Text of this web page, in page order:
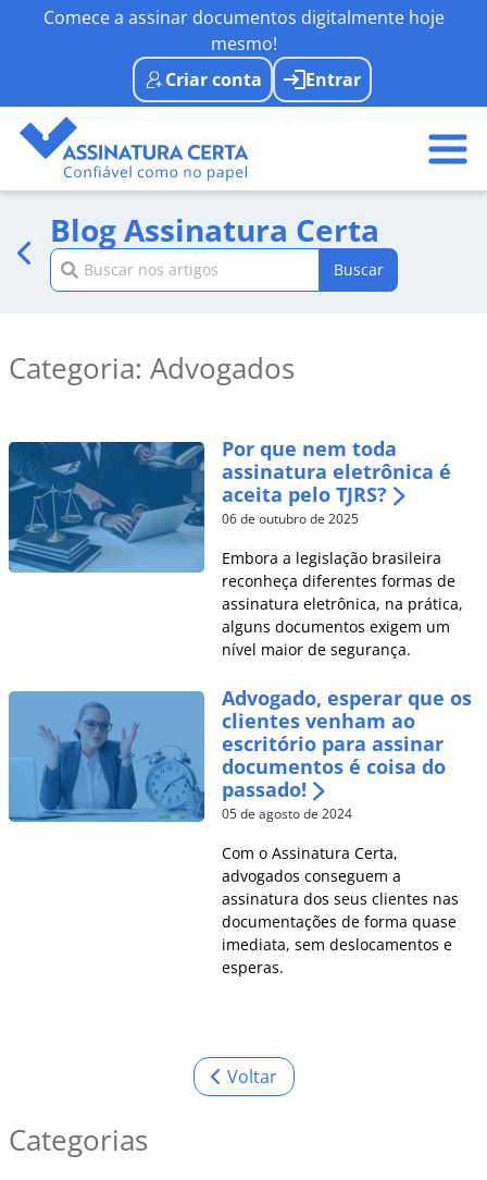
Comece a assinar documentos digitalmente hoje
mesmo!
Criar conta
Entrar
Blog Assinatura Certa
Buscar
Categoria: Advogados
Por que nem toda
assinatura eletrônica é
aceita pelo TJRS?
06 de outubro de 2025
Embora a legislação brasileira
reconheça diferentes formas de
assinatura eletrônica, na prática,
alguns documentos exigem um
nível maior de segurança.
Advogado, esperar que os
clientes venham ao
escritório para assinar
documentos é coisa do
passado!
05 de agosto de 2024
Com o Assinatura Certa,
advogados conseguem a
assinatura dos seus clientes nas
documentações de forma quase
imediata, sem deslocamentos e
esperas.
Voltar
Categorias